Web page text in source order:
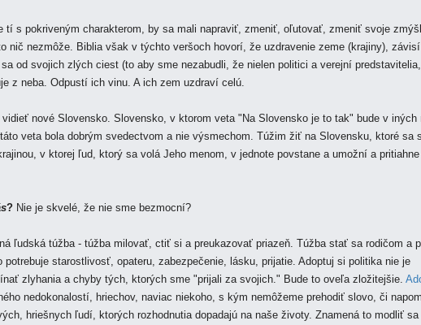
s pokriveným charakterom, by sa mali napraviť, zmeniť, oľutovať, zmeniť svoje
nič nezmôže. Biblia však v týchto veršoch hovorí, že uzdravenie zeme (krajiny),
sa od svojich zlých ciest (to aby sme nezabudli, že nielen politici a verejní
z neba. Odpustí ich vinu. A ich zem uzdraví celú.
nové Slovensko. Slovensko, v ktorom veta "Na Slovensko je to tak" bude v iných
veta bola dobrým svedectvom a nie výsmechom. Túžim žiť na Slovensku, ktoré sa
v ktorej ľud, ktorý sa volá Jeho menom, v jednote povstane a umožní a pritiahne
? Nie je skvelé, že nie sme bezmocní?
ľudská túžba - túžba milovať, ctiť si a preukazovať priazeň. Túžba stať sa rodičom a
starostlivosť, opateru, zabezpečenie, lásku, prijatie. Adoptuj si politika nie je
zlyhania a chyby tých, ktorých sme "prijali za svojich." Bude to oveľa zložitejšie.
nedokonalostí, hriechov, naviac niekoho, s kým nemôžeme prehodiť slovo, či
hriešnych ľudí, ktorých rozhodnutia dopadajú na naše životy. Znamená to modliť